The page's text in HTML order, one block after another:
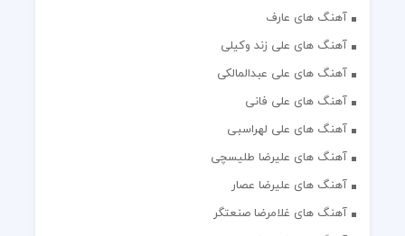
آهنگ های عارف
آهنگ های علی زند وکیلی
آهنگ های علی عبدالمالکی
آهنگ های علی فانی
آهنگ های علی لهراسبی
آهنگ های علیرضا طلیسچی
آهنگ های علیرضا عصار
آهنگ های غلامرضا صنعتگر